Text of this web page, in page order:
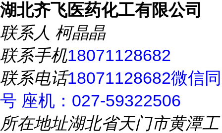
湖北齐飞医药化工有限公司
联系人 柯晶晶
联系手机18071128682
联系电话18071128682微信同
号 座机：027-59322506
所在地址湖北省天门市黄潭工